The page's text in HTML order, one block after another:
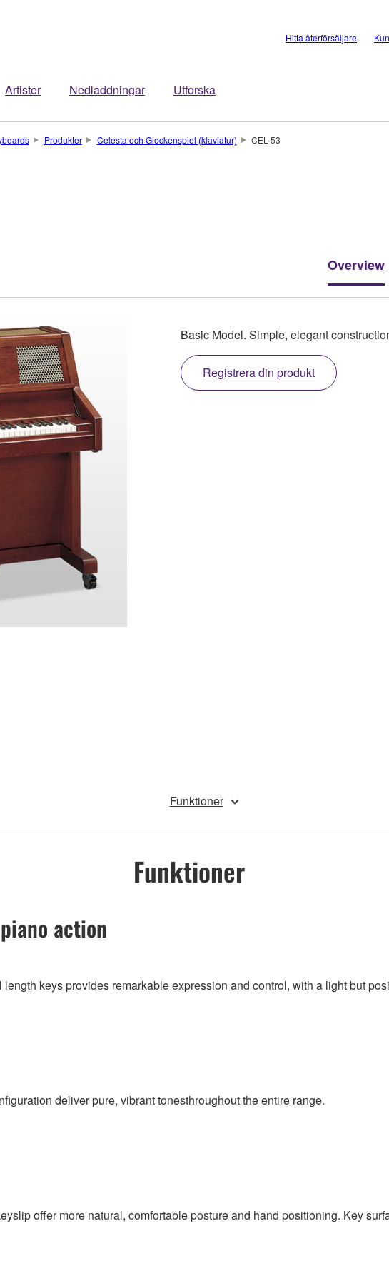
Artister Nedladdningar Utforska
Hitta återförsäljare
Produkter Celesta och Glockenspiel (klaviatur) CEL-53
Overview
Basic Model. Simple, elegant
Registrera din produkt
Funktioner
Funktioner
action
keys provides remarkable expression and control, with a light but
deliver pure, vibrant tonesthroughout the entire range.
offer more natural, comfortable posture and hand positioning. Key